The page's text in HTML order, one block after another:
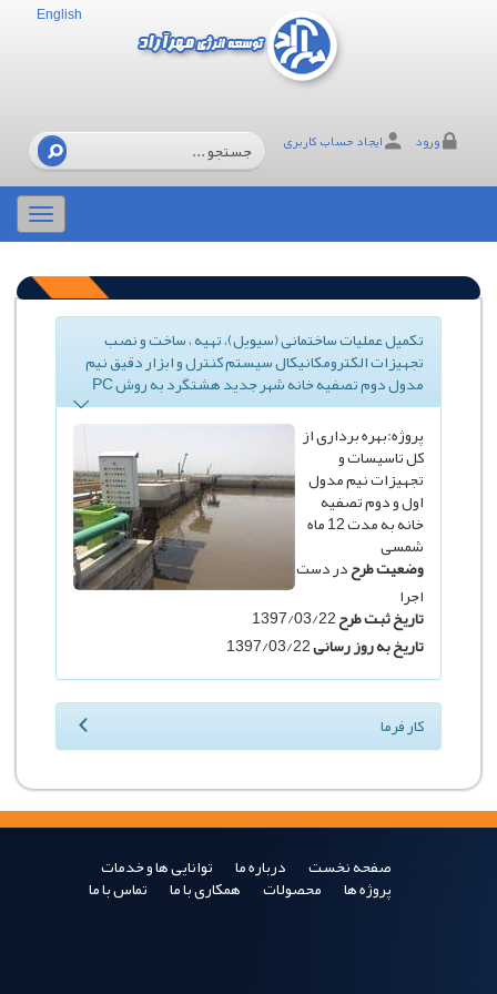
English
ورود ایجاد حساب کاربری
تکمیل عملیات ساختمانی (سیویل)، تهیه ، ساخت و نصب
تجهیزات الکترومکانیکال سیستم کنترل و ابزار دقیق نیم
مدول دوم تصفیه خانه شهر جدید هشتگرد به روش PC
پروژه:بهره برداری از
کل تاسیسات و
تجهیزات نیم مدول
اول و دوم تصفیه
خانه به مدت 12 ماه
شمسی
وضعیت طرحدر دست
اجرا
تاریخ ثبت طرح1397/03/22
تاریخ به روز رسانی1397/03/22
کار فرما
صفحه نخست درباره ما توانایی ها و خدمات
پروژه ها محصولات همکاری با ما تماس با ما